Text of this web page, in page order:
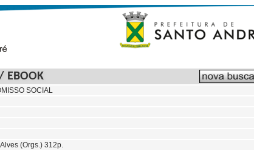
/ EBOOK
SOCIAL
(Orgs.) 312p.